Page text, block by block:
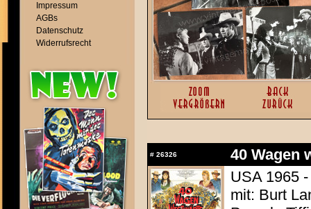
Impressum
AGBs
Datenschutz
Widerrufsrecht
# 26326
40 Wagen
USA 1965
mit: Burt